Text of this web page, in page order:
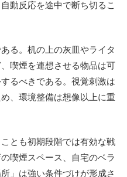
動反応を途中で断ち切るこ
る。机の上の灰皿やライタ
喫煙を連想させる物品は可
るべきである。視覚刺激は
、環境整備は想像以上に重
とも初期段階では有効な戦
喫煙スペース、自宅のベラ
」は強い条件づけが形成さ